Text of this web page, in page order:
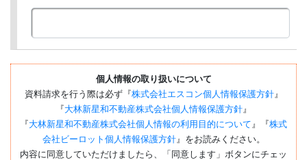
個人情報の取り扱いについて
資料請求を行う際は必ず『株式会社エスコン個人情報保護方針』
『大林新星和不動産株式会社個人情報保護方針』
『大林新星和不動産株式会社個人情報の利用目的について』『株式
会社ビーロット個人情報保護方針』をお読みください。
内容に同意していただけましたら、「同意します」ボタンにチェッ